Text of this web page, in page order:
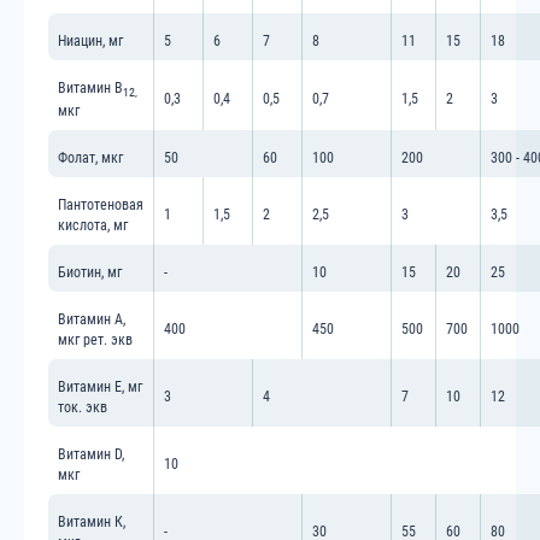
Ниацин, мг 5 6 7 8 11 15 18
Витамин В12,
мкг
0,3 0,4 0,5 0,7 1,5 2 3
Фолат, мкг 50 60 100 200 300 -
Пантотеновая
кислота, мг
1 1,5 2 2,5 3 3,5
Биотин, мг - 10 15 20 25
Витамин А,
мкг рет. экв
400 450 500 700 1000
Витамин Е, мг
ток. экв
3 4 7 10 12
Витамин D,
мкг
10
Витамин К,
- 30 55 60 80